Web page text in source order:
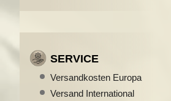
SERVICE
Versandkosten Europa
Versand International